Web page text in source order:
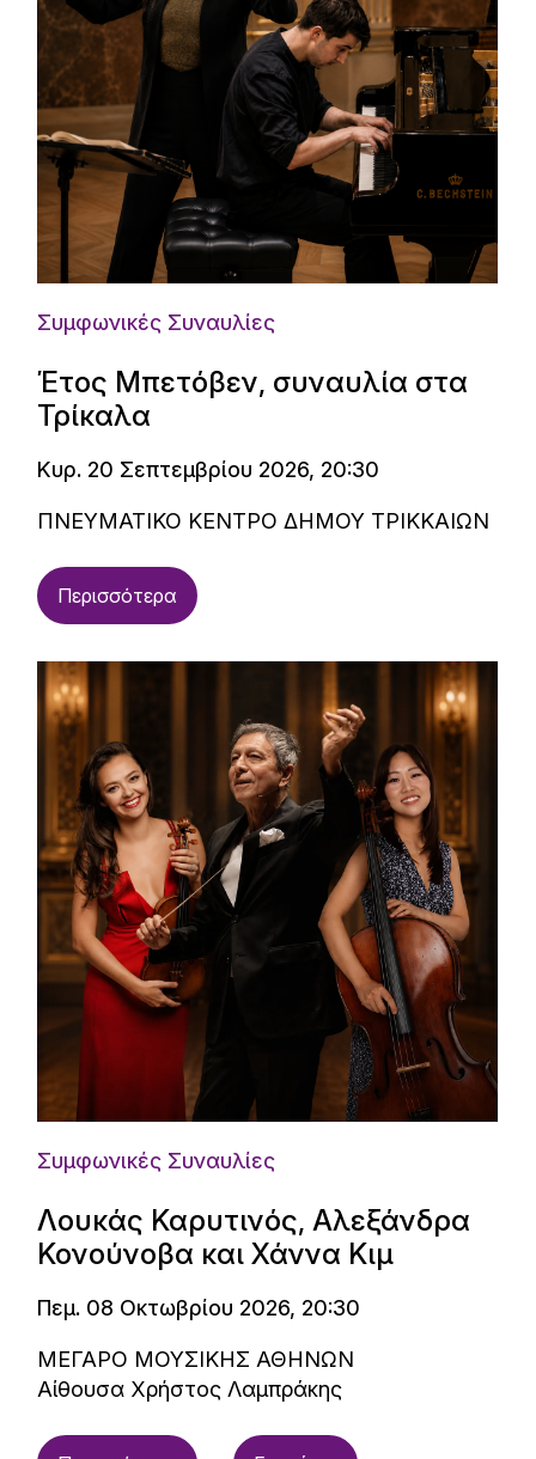
Συμφωνικές Συναυλίες
Έτος Μπετόβεν, συναυλία στα
Τρίκαλα
Κυρ. 20 Σεπτεμβρίου 2026, 20:30
ΠΝΕΥΜΑΤΙΚΟ ΚΕΝΤΡΟ ΔΗΜΟΥ ΤΡΙΚΚΑΙΩΝ
Περισσότερα
Συμφωνικές Συναυλίες
Λουκάς Καρυτινός, Αλεξάνδρα
Κονούνοβα και Χάννα Κιμ
Πεμ. 08 Οκτωβρίου 2026, 20:30
ΜΕΓΑΡΟ ΜΟΥΣΙΚΗΣ ΑΘΗΝΩΝ
Αίθουσα Χρήστος Λαμπράκης